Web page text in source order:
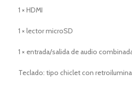
1 × HDMI
1 × lector microSD
1 × entrada/salida de audio
Teclado: tipo chiclet con